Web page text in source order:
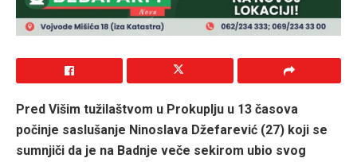
Pred Višim tužilaštvom u Prokuplju u 13 časova
počinje saslušanje Ninoslava Džefarević (27) koji se
sumnjiči da je na Badnje veče sekirom ubio svog